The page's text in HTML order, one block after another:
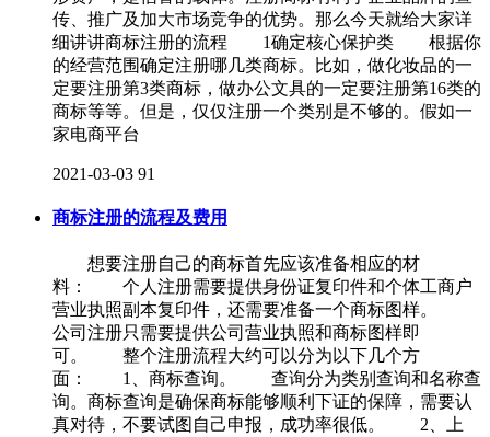
传、推广及加大市场竞争的优势。那么今天就给大家详
细讲讲商标注册的流程 1确定核心保护类 根据你
的经营范围确定注册哪几类商标。比如，做化妆品的一
定要注册第3类商标，做办公文具的一定要注册第16类的
商标等等。但是，仅仅注册一个类别是不够的。假如一
家电商平台
2021-03-03 91
商标注册的流程及费用
想要注册自己的商标首先应该准备相应的材
料： 个人注册需要提供身份证复印件和个体工商户
营业执照副本复印件，还需要准备一个商标图样。
公司注册只需要提供公司营业执照和商标图样即
可。 整个注册流程大约可以分为以下几个方
面： 1、商标查询。 查询分为类别查询和名称查
询。商标查询是确保商标能够顺利下证的保障，需要认
真对待，不要试图自己申报，成功率很低。 2、上